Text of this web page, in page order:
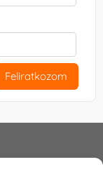
Feliratkozom